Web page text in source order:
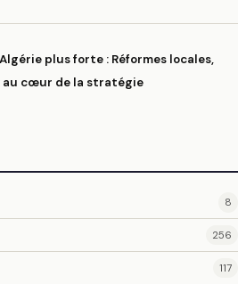
plus forte : Réformes locales,
au cœur de la stratégie
8
256
117